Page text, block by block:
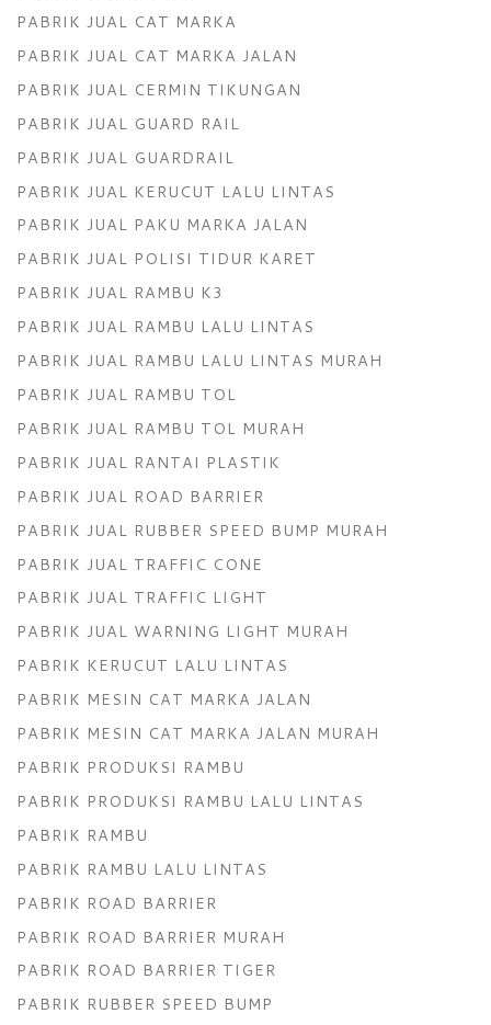
PABRIK JUAL CAT MARKA
PABRIK JUAL CAT MARKA JALAN
PABRIK JUAL CERMIN TIKUNGAN
PABRIK JUAL GUARD RAIL
PABRIK JUAL GUARDRAIL
PABRIK JUAL KERUCUT LALU LINTAS
PABRIK JUAL PAKU MARKA JALAN
PABRIK JUAL POLISI TIDUR KARET
PABRIK JUAL RAMBU K3
PABRIK JUAL RAMBU LALU LINTAS
PABRIK JUAL RAMBU LALU LINTAS MURAH
PABRIK JUAL RAMBU TOL
PABRIK JUAL RAMBU TOL MURAH
PABRIK JUAL RANTAI PLASTIK
PABRIK JUAL ROAD BARRIER
PABRIK JUAL RUBBER SPEED BUMP MURAH
PABRIK JUAL TRAFFIC CONE
PABRIK JUAL TRAFFIC LIGHT
PABRIK JUAL WARNING LIGHT MURAH
PABRIK KERUCUT LALU LINTAS
PABRIK MESIN CAT MARKA JALAN
PABRIK MESIN CAT MARKA JALAN MURAH
PABRIK PRODUKSI RAMBU
PABRIK PRODUKSI RAMBU LALU LINTAS
PABRIK RAMBU
PABRIK RAMBU LALU LINTAS
PABRIK ROAD BARRIER
PABRIK ROAD BARRIER MURAH
PABRIK ROAD BARRIER TIGER
PABRIK RUBBER SPEED BUMP